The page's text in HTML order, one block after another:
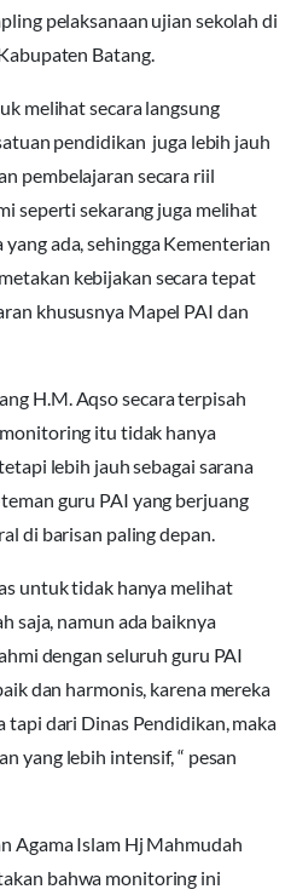
pelaksanaan ujian sekolah di
Batang.
melihat secara langsung
pendidikan juga lebih jauh
pembelajaran secara riil
seperti sekarang juga melihat
ada, sehingga Kementerian
kebijakan secara tepat
khususnya Mapel PAI dan
H.M. Aqso secara terpisah
itu tidak hanya
lebih jauh sebagai sarana
guru PAI yang berjuang
di barisan paling depan.
untuk tidak hanya melihat
saja, namun ada baiknya
dengan seluruh guru PAI
dan harmonis, karena mereka
tapi dari Dinas Pendidikan, maka
yang lebih intensif, “ pesan
Agama Islam Hj Mahmudah
bahwa monitoring ini